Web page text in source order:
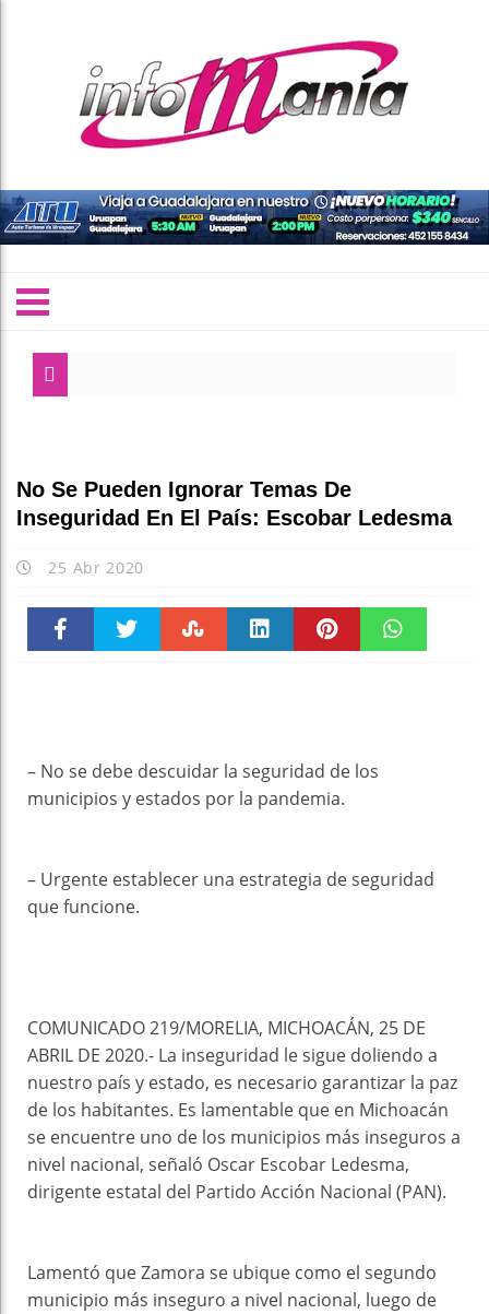
No Se Pueden Ignorar Temas De
Inseguridad En El País: Escobar Ledesma
25 Abr 2020
– No se debe descuidar la seguridad de los
municipios y estados por la pandemia.
– Urgente establecer una estrategia de seguridad
que funcione.
COMUNICADO 219/MORELIA, MICHOACÁN, 25 DE
ABRIL DE 2020.- La inseguridad le sigue doliendo a
nuestro país y estado, es necesario garantizar la paz
de los habitantes. Es lamentable que en Michoacán
se encuentre uno de los municipios más inseguros a
nivel nacional, señaló Oscar Escobar Ledesma,
dirigente estatal del Partido Acción Nacional (PAN).
Lamentó que Zamora se ubique como el segundo
municipio más inseguro a nivel nacional, luego de